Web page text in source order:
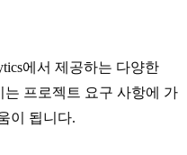
에서 제공하는 다양한
는 프로젝트 요구 사항에 가
이 됩니다.